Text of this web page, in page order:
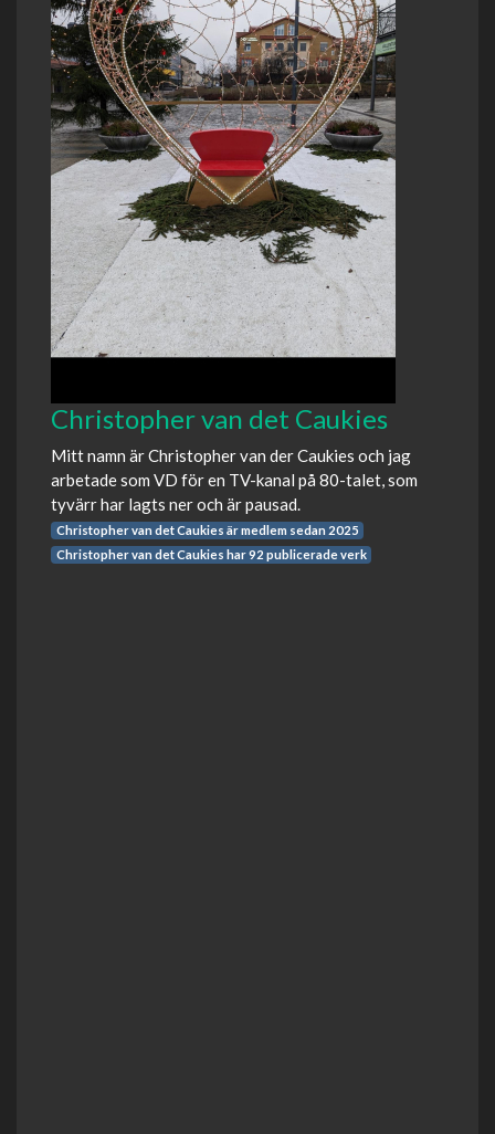
Christopher van det Caukies
Mitt namn är Christopher van der Caukies och jag
arbetade som VD för en TV-kanal på 80-talet, som
tyvärr har lagts ner och är pausad.
Christopher van det Caukies är medlem sedan 2025
Christopher van det Caukies har 92 publicerade verk